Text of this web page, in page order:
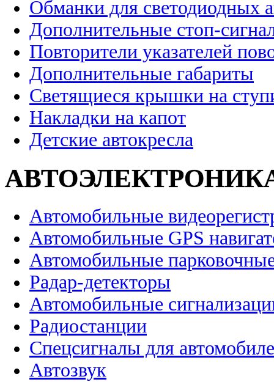
Обманки для светодиодных
Дополнительные стоп-
Повторители указателей
Дополнительные габариты
Светящиеся крышки на
Накладки на капот
Детские автокресла
Автомобильные
Автомобильные GPS
Автомобильные
Радар-детекторы
Автомобильные
Радиостанции
Спецсигналы для
Автозвук